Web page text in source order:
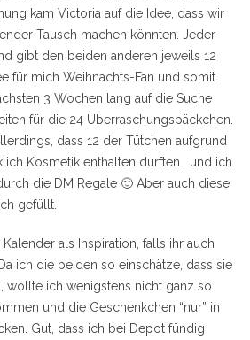
kam Victoria auf die Idee, dass wir
Tausch machen könnten. Jeder
gibt den beiden anderen jeweils 12
für mich Weihnachts-Fan und somit
3 Wochen lang auf die Suche
für die 24 Überraschungspäckchen.
dass 12 der Tütchen aufgrund
Kosmetik enthalten durften… und ich
die DM Regale 🙂 Aber auch diese
gefüllt.
als Inspiration, falls ihr auch
ich die beiden so einschätze, dass sie
wollte ich wenigstens nicht ganz so
und die Geschenkchen “nur” in
Gut, dass ich bei Depot fündig